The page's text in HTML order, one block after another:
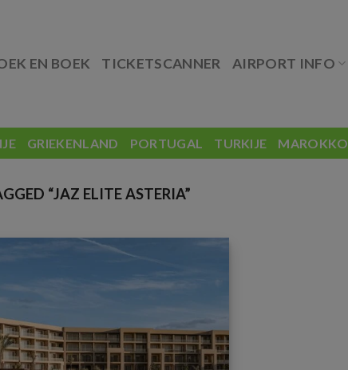
EN BOEK TICKETSCANNER AIRPORT INFO
GRIEKENLAND PORTUGAL TURKIJE MAROKKO
“JAZ ELITE ASTERIA”